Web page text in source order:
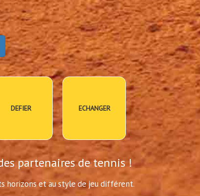
DEFIER ECHANGER
partenaires de tennis !
horizons et au style de jeu différent.